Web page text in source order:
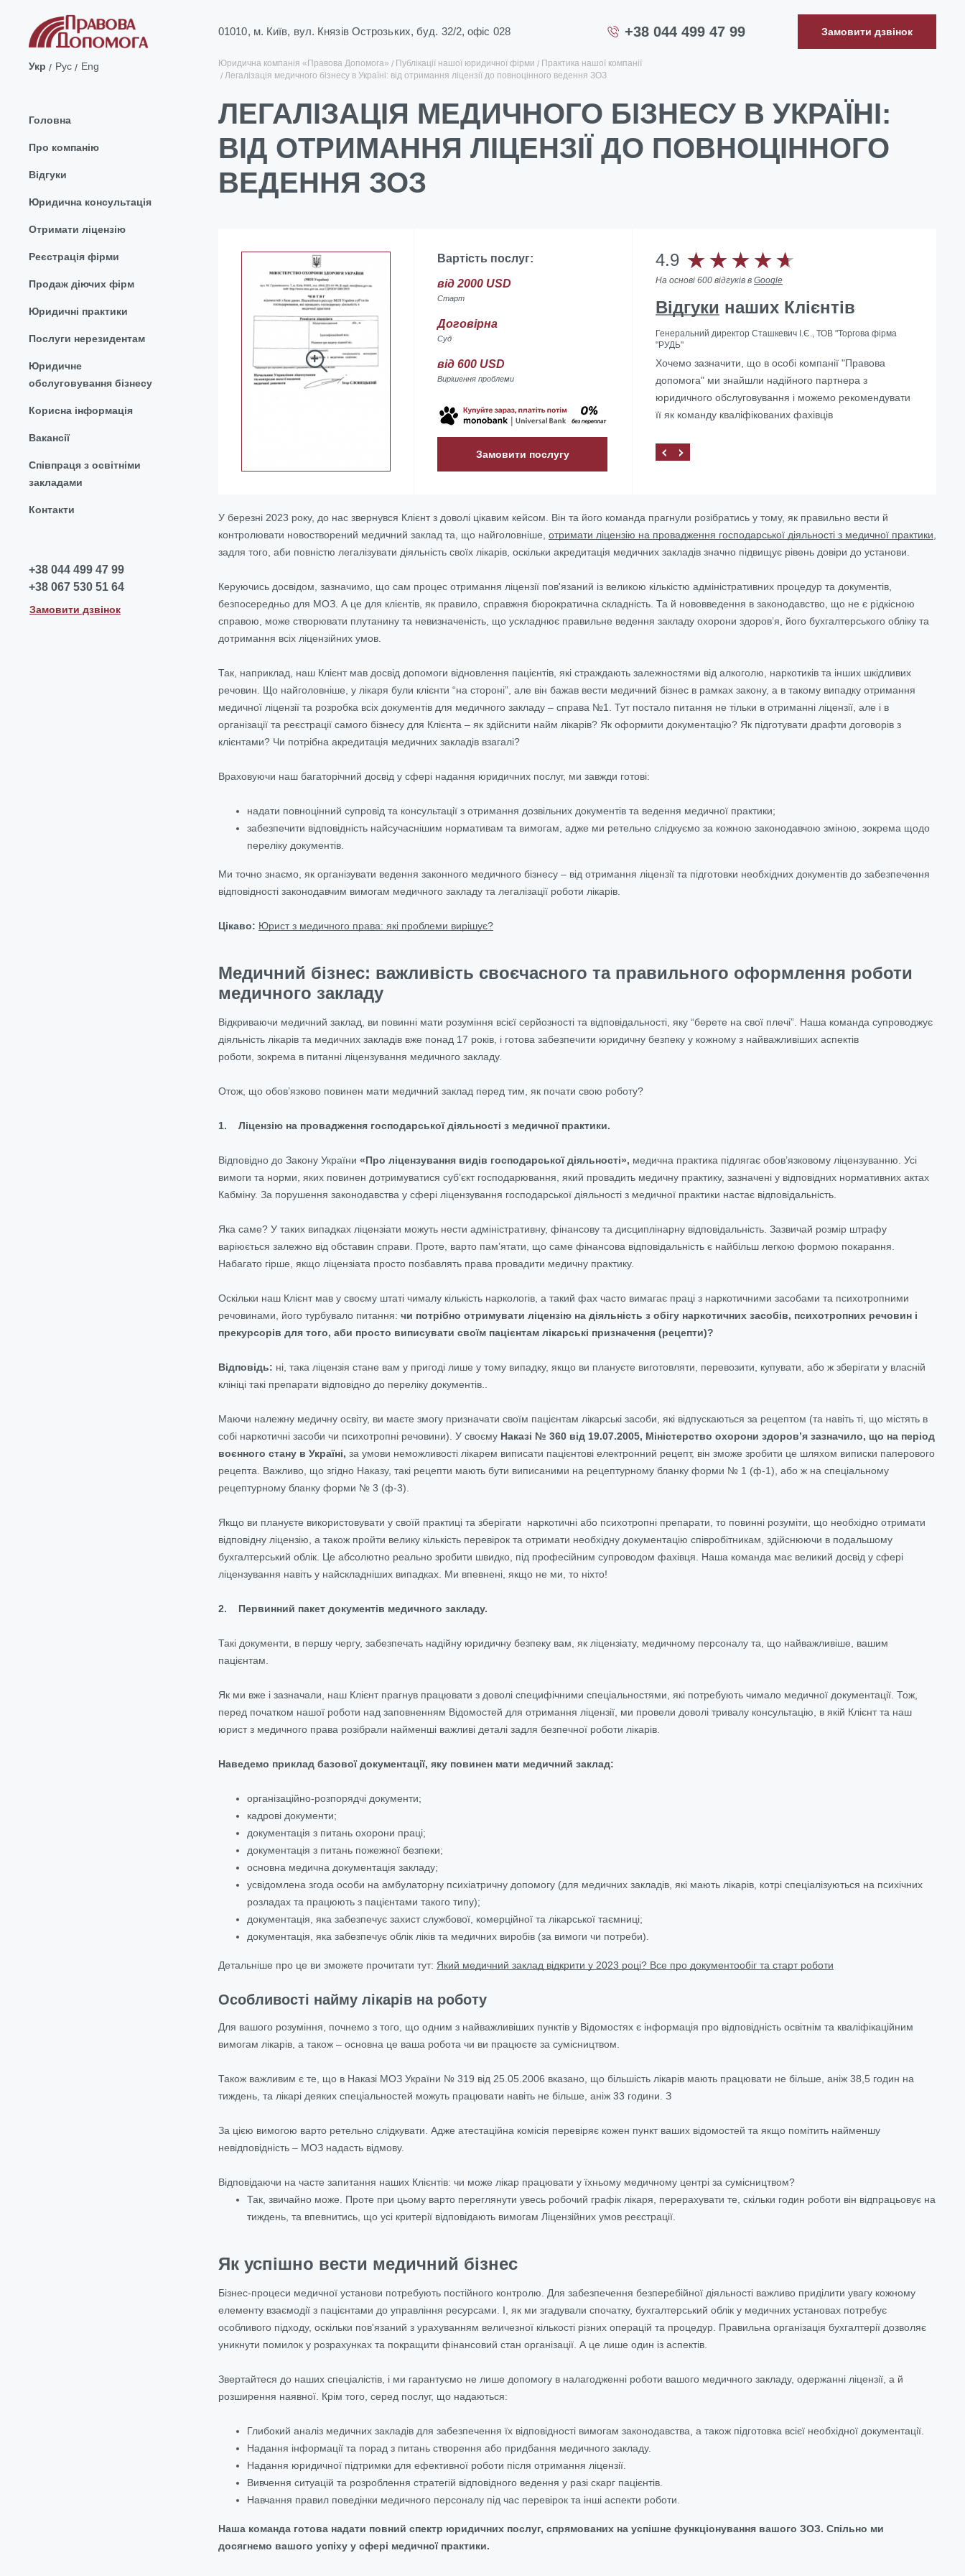
01010, м. Київ, вул. Князів Острозьких, буд. 32/2, офіс 028 +38 044 499 47 99 Замовити дзвінок
Укр Рус Eng
Головна
Про компанію
Відгуки
Юридична консультація
Отримати ліцензію
Реєстрація фірми
Продаж діючих фірм
Юридичні практики
Послуги нерезидентам
Юридичне
обслуговування бізнесу
Корисна інформація
Вакансії
Співпраця з освітніми
закладами
Контакти
+38 044 499 47 99
+38 067 530 51 64
Замовити дзвінок
Юридична компанія «Правова Допомога» Публікації нашої юридичної фірми
Практика нашої компанії
Легалізація медичного бізнесу в Україні: від отримання ліцензії до повноцінного ведення ЗОЗ
ЛЕГАЛІЗАЦІЯ МЕДИЧНОГО БІЗНЕСУ В УКРАЇНІ:
ВІД ОТРИМАННЯ ЛІЦЕНЗІЇ ДО ПОВНОЦІННОГО
ВЕДЕННЯ ЗОЗ
Вартість послуг:
від 2000 USD
Старт
Договірна
Суд
від 600 USD
Вирішення проблеми
Замовити послугу
4.9
На основі 600 відгуків в Google
Відгуки наших Клієнтів
Генеральний директор Сташкевич І.Є., ТОВ "Торгова фірма
"РУДЬ"
Хочемо зазначити, що в особі компанії "Правова
допомога" ми знайшли надійного партнера з
юридичного обслуговування і можемо рекомендувати
її як команду кваліфікованих фахівців
Допомогли з ліквідацією іноземного представництва в
Україні
У березні 2023 року, до нас звернувся Клієнт з доволі цікавим кейсом. Він та його команда прагнули розібратись у тому, як правильно вести й
контролювати новостворений медичний заклад та, що найголовніше, отримати ліцензію на провадження господарської діяльності з медичної практики
задля того, аби повністю легалізувати діяльність своїх лікарів, оскільки акредитація медичних закладів значно підвищує рівень довіри до установи.
Керуючись досвідом, зазначимо, що сам процес отримання ліцензії пов'язаний із великою кількістю адміністративних процедур та документів,
безпосередньо для МОЗ . А це для клієнтів, як правило, справжня бюрократична складність. Та й нововведення в законодавство, що не є рідкісною
справою, може створювати плутанину та невизначеність, що ускладнює правильне ведення закладу охорони здоров’я, його бухгалтерського обліку та
дотримання всіх ліцензійних умов.
Так, наприклад, наш Клієнт мав досвід допомоги відновлення пацієнтів, які страждають залежностями від алкоголю, наркотиків та інших шкідливих
речовин. Що найголовніше, у лікаря були клієнти “на стороні”, але він бажав вести медичний бізнес в рамках закону, а в такому випадку отримання
медичної ліцензії та розробка всіх документів для медичного закладу – справа №1. Тут постало питання не тільки в отриманні ліцензії, але і в
організації та реєстрації самого бізнесу для Клієнта – як здійснити найм лікарів? Як оформити документацію? Як підготувати драфти договорів з
клієнтами? Чи потрібна акредитація медичних закладів взагалі?
Враховуючи наш багаторічний досвід у сфері надання юридичних послуг, ми завжди готові:
надати повноцінний супровід та консультації з отримання дозвільних документів та ведення медичної практики;
забезпечити відповідність найсучаснішим нормативам та вимогам, адже ми ретельно слідкуємо за кожною законодавчою зміною, зокрема щодо
переліку документів.
Ми точно знаємо, як організувати ведення законного медичного бізнесу – від отримання ліцензії та підготовки необхідних документів до забезпечення
відповідності законодавчим вимогам медичного закладу та легалізації роботи лікарів.
Цікаво: Юрист з медичного права: які проблеми вирішує?
Медичний бізнес: важливість своєчасного та правильного оформлення роботи
медичного закладу
Відкриваючи медичний заклад, ви повинні мати розуміння всієї серйозності та відповідальності, яку “берете на свої плечі”. Наша команда супроводжує
діяльність лікарів та медичних закладів вже понад 17 років, і готова забезпечити юридичну безпеку у кожному з найважливіших аспектів
роботи, зокрема в питанні ліцензування медичного закладу.
Отож, що обов’язково повинен мати медичний заклад перед тим, як почати свою роботу?
1. Ліцензію на провадження господарської діяльності з медичної практики.
Відповідно до Закону України «Про ліцензування видів господарської діяльності», медична практика підлягає обов’язковому ліцензуванню. Усі
вимоги та норми, яких повинен дотримуватися суб’єкт господарювання, який провадить медичну практику, зазначені у відповідних нормативних актах
Кабміну. За порушення законодавства у сфері ліцензування господарської діяльності з медичної практики настає відповідальність.
Яка саме? У таких випадках ліцензіати можуть нести адміністративну, фінансову та дисциплінарну відповідальність. Зазвичай розмір штрафу
варіюється залежно від обставин справи. Проте, варто пам’ятати, що саме фінансова відповідальність є найбільш легкою формою покарання.
Набагато гірше, якщо ліцензіата просто позбавлять права провадити медичну практику.
Оскільки наш Клієнт мав у своєму штаті чималу кількість наркологів, а такий фах часто вимагає праці з наркотичними засобами та психотропними
речовинами, його турбувало питання: чи потрібно отримувати ліцензію на діяльність з обігу наркотичних засобів, психотропних речовин і
прекурсорів для того, аби просто виписувати своїм пацієнтам лікарські призначення (рецепти)?
Відповідь: ні, така ліцензія стане вам у пригоді лише у тому випадку, якщо ви плануєте виготовляти, перевозити, купувати, або ж зберігати у власній
клініці такі препарати відповідно до переліку документів.
Маючи належну медичну освіту, ви маєте змогу призначати своїм пацієнтам лікарські засоби, які відпускаються за рецептом (та навіть ті, що містять в
собі наркотичні засоби чи психотропні речовини). У своєму Наказі № 360 від 19.07.2005, Міністерство охорони здоров’я зазначило, що на період
воєнного стану в Україні, за умови неможливості лікарем виписати пацієнтові електронний рецепт, він зможе зробити це шляхом виписки паперового
рецепта. Важливо, що згідно Наказу, такі рецепти мають бути виписаними на рецептурному бланку форми № 1 (ф-1), або ж на спеціальному
рецептурному бланку форми № 3 (ф-3).
Якщо ви плануєте використовувати у своїй практиці та зберігати наркотичні або психотропні препарати, то повинні розуміти, що необхідно отримати
відповідну ліцензію, а також пройти велику кількість перевірок та отримати необхідну документацію співробітникам здійснюючи в подальшому
бухгалтерський облік . Це абсолютно реально зробити швидко, під професійним супроводом фахівця. Наша команда має великий досвід у сфері
ліцензування навіть у найскладніших випадках. Ми впевнені, якщо не ми, то ніхто!
2. Первинний пакет документів медичного закладу.
Такі документи, в першу чергу, забезпечать надійну юридичну безпеку вам, як ліцензіату, медичному персоналу та, що найважливіше, вашим
пацієнтам.
Як ми вже і зазначали, наш Клієнт прагнув працювати з доволі специфічними спеціальностями, які потребують чимало медичної документації. Тож,
перед початком нашої роботи над заповненням Відомостей для отримання ліцензії, ми провели доволі тривалу консультацію, в якій Клієнт та наш
юрист з медичного права розібрали найменші важливі деталі задля безпечної роботи лікарів.
Наведемо приклад базової документації, яку повинен мати медичний заклад:
організаційно-розпорядчі документи;
кадрові документи;
документація з питань охорони праці;
документація з питань пожежної безпеки;
основна медична документація закладу;
усвідомлена згода особи на амбулаторну психіатричну допомогу (для медичних закладів, які мають лікарів, котрі спеціалізуються на психічних
розладах та працюють з пацієнтами такого типу);
документація, яка забезпечує захист службової, комерційної та лікарської таємниці;
документація, яка забезпечує облік ліків та медичних виробів (за вимоги чи потреби).
Детальніше про це ви зможете прочитати тут: Який медичний заклад відкрити у 2023 році? Все про документообіг та старт роботи
Особливості найму лікарів на роботу
Для вашого розуміння, почнемо з того, що одним з найважливіших пунктів у Відомостях є інформація про відповідність освітнім та кваліфікаційним
вимогам лікарів, а також – основна це ваша робота чи ви працюєте за сумісництвом.
Також важливим є те, що в Наказі МОЗ України № 319 від 25.05.2006 вказано, що більшість лікарів мають працювати не більше, аніж 38,5 годин на
тиждень, та лікарі деяких спеціальностей можуть працювати навіть не більше, аніж 33 години. З
За цією вимогою варто ретельно слідкувати. Адже атестаційна комісія перевіряє кожен пункт ваших відомостей та якщо помітить найменшу
невідповідність – МОЗ надасть відмову.
Відповідаючи на часте запитання наших Клієнтів: чи може лікар працювати у їхньому медичному центрі за сумісництвом?
Так, звичайно може. Проте при цьому варто переглянути увесь робочий графік лікаря, перерахувати те, скільки годин роботи він відпрацьовує на
тиждень, та впевнитись, що усі критерії відповідають вимогам Ліцензійних умов реєстрації.
Як успішно вести медичний бізнес
Бізнес-процеси медичної установи потребують постійного контролю. Для забезпечення безперебійної діяльності важливо приділити увагу кожному
елементу взаємодії з пацієнтами до управління ресурсами. І, як ми згадували спочатку, бухгалтерський облік у медичних установах потребує
особливого підходу, оскільки пов'язаний з урахуванням величезної кількості різних операцій та процедур. Правильна організація бухгалтерії дозволяє
уникнути помилок у розрахунках та покращити фінансовий стан організації. А це лише один із аспектів.
Звертайтеся до наших спеціалістів, і ми гарантуємо не лише допомогу в налагодженні роботи вашого медичного закладу, одержанні ліцензії, а й
розширення наявної. Крім того, серед послуг, що надаються:
Глибокий аналіз медичних закладів для забезпечення їх відповідності вимогам законодавства, а також підготовка всієї необхідної документації.
Надання інформації та порад з питань створення або придбання медичного закладу.
Надання юридичної підтримки для ефективної роботи після отримання ліцензії.
Вивчення ситуацій та розроблення стратегій відповідного ведення у разі скарг пацієнтів.
Навчання правил поведінки медичного персоналу під час перевірок та інші аспекти роботи.
Наша команда готова надати повний спектр юридичних послуг, спрямованих на успішне функціонування вашого ЗОЗ. Спільно ми
досягнемо вашого успіху у сфері медичної практики.